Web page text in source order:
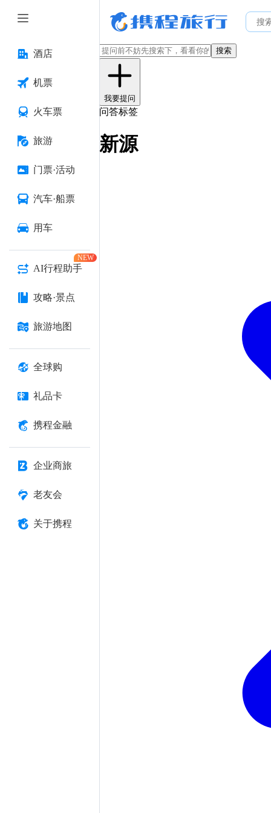
酒店
机票
火车票
旅游
门票·活动
汽车·船票
用车
AI行程助手
NEW
攻略·景点
旅游地图
全球购
礼品卡
携程金融
企业商旅
老友会
关于携程
搜索
我要提问
问答标签
新源